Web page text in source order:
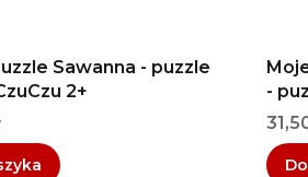
Sawanna - puzzle
2+
-